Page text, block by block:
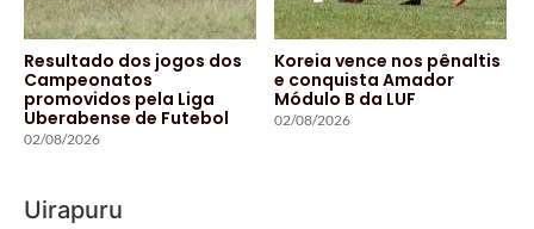
Resultado dos jogos dos
Campeonatos
promovidos pela Liga
Uberabense de Futebol
02/08/2026
Koreia vence nos pênaltis
e conquista Amador
Módulo B da LUF
02/08/2026
Uirapuru